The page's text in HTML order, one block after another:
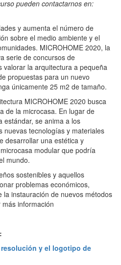
pueden contactarnos en:
y aumenta el número de
sobre el medio ambiente y el
MICROHOME 2020, la
serie de concursos de
valorar la arquitectura a pequeña
propuestas para un nuevo
únicamente 25 m2 de tamaño.
MICROHOME 2020 busca
de la microcasa. En lugar de
estándar, se anima a los
nuevas tecnologías y materiales
desarrollar una estética y
modular que podría
mundo.
sostenibles y aquellos
problemas económicos,
la instauración de nuevos métodos
información
y el logotipo de